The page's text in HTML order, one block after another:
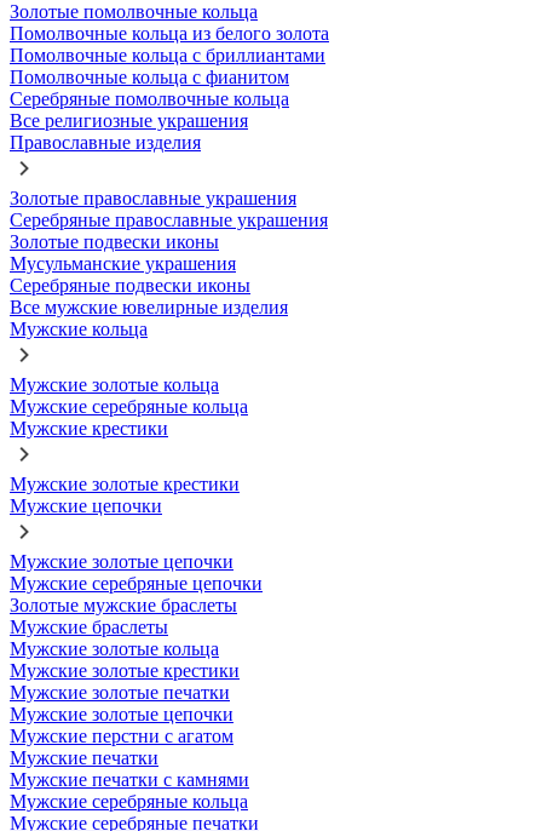
Золотые помолвочные кольца
Помолвочные кольца из белого золота
Помолвочные кольца с бриллиантами
Помолвочные кольца с фианитом
Серебряные помолвочные кольца
Все религиозные украшения
Православные изделия
Золотые православные украшения
Серебряные православные украшения
Золотые подвески иконы
Мусульманские украшения
Серебряные подвески иконы
Все мужские ювелирные изделия
Мужские кольца
Мужские золотые кольца
Мужские серебряные кольца
Мужские крестики
Мужские золотые крестики
Мужские цепочки
Мужские золотые цепочки
Мужские серебряные цепочки
Золотые мужские браслеты
Мужские браслеты
Мужские золотые кольца
Мужские золотые крестики
Мужские золотые печатки
Мужские золотые цепочки
Мужские перстни с агатом
Мужские печатки
Мужские печатки с камнями
Мужские серебряные кольца
Мужские серебряные печатки